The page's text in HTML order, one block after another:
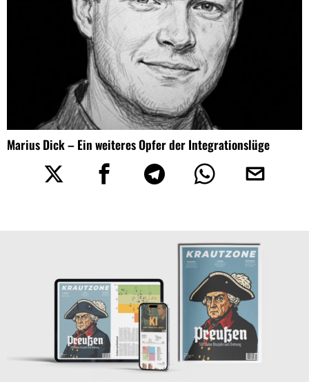
Marius Dick – Ein weiteres Opfer der Integrationslüge